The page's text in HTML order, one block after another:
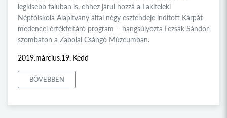
legkisebb faluban is, ehhez járul hozzá a Lakiteleki
Népfőiskola Alapítvány által négy esztendeje indított Kárpát-
medencei értékfeltáró program – hangsúlyozta Lezsák Sándor
szombaton a Zabolai Csángó Múzeumban.
2019.március.19. Kedd
BŐVEBBEN